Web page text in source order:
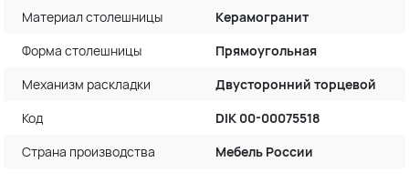
Материал столешницы
Керамогранит
Форма столешницы
Прямоугольная
Механизм раскладки
Двусторонний торцевой
Код
DIK 00-00075518
Страна производства
Мебель России